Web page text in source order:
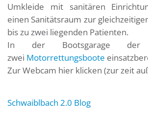
Umkleide mit sanitären
einen Sanitätsraum zur
bis zu zwei liegenden Patienten.
In der Bootsgarage der
zwei Motorrettungsboote
Zur Webcam hier klicken (zur zeit
Schwaiblbach 2.0 Blog